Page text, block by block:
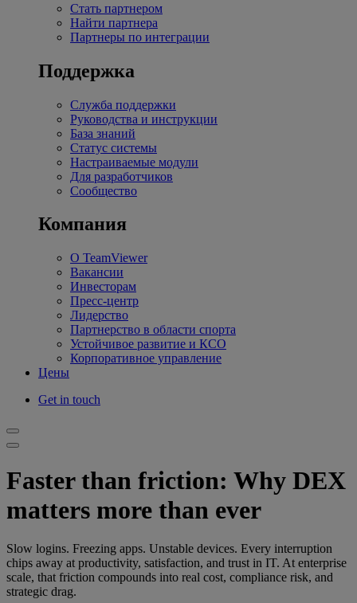
Стать партнером
Найти партнера
Партнеры по интеграции
Поддержка
Служба поддержки
Руководства и инструкции
База знаний
Статус системы
Настраиваемые модули
Для разработчиков
Сообщество
Компания
О TeamViewer
Вакансии
Инвесторам
Пресс-центр
Лидерство
Партнерство в области спорта
Устойчивое развитие и КСО
Корпоративное управление
Цены
Get in touch
Faster than friction: Why DEX
matters more than ever
Slow logins. Freezing apps. Unstable devices. Every interruption
chips away at productivity, satisfaction, and trust in IT. At enterprise
scale, that friction compounds into real cost, compliance risk, and
strategic drag.